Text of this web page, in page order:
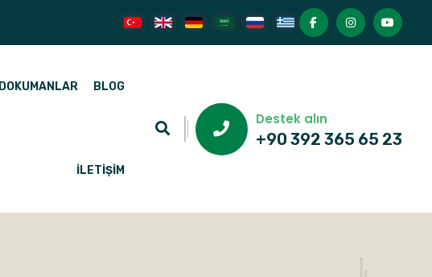
DOKUMANLAR BLOG
İLETIŞIM
Destek alın
+90 392 365 65 23